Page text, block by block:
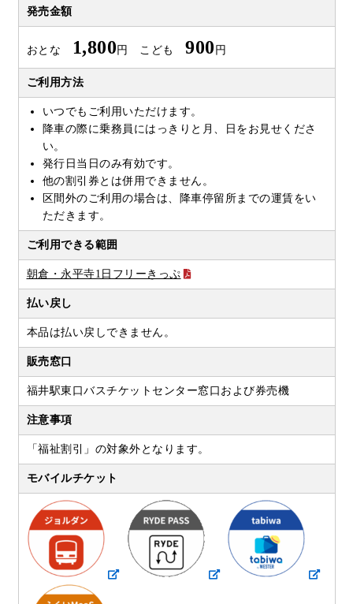
発売金額
おとな 1,800 円 こども 900 円
ご利用方法
いつでもご利用いただけます。
降車の際に乗務員にはっきりと月、日をお見せくださ
い。
発行日当日のみ有効です。
他の割引券とは併用できません。
区間外のご利用の場合は、降車停留所までの運賃をい
ただきます。
ご利用できる範囲
朝倉・永平寺1日フリーきっぷ
払い戻し
本品は払い戻しできません。
販売窓口
福井駅東口バスチケットセンター窓口および券売機
注意事項
「福祉割引」の対象外となります。
モバイルチケット